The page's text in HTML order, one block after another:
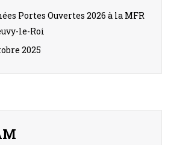
Portes Ouvertes 2026 à la MFR
le-Roi
2025